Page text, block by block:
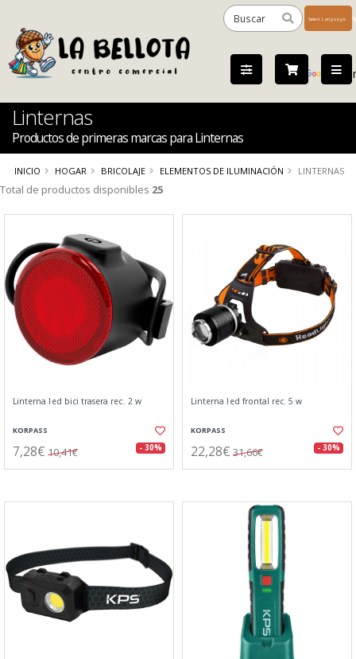
by
Linternas
Productos de primeras marcas para Linternas
INICIO HOGAR BRICOLAJE ELEMENTOS DE ILUMINACIÓN LINTERNAS
Total de productos disponibles 25
Linterna led bici trasera rec. 2 w
KORPASS
7,28€ 10,41€ - 30%
Linterna led frontal rec. 5 w
KORPASS
22,28€ 31,66€ - 30%